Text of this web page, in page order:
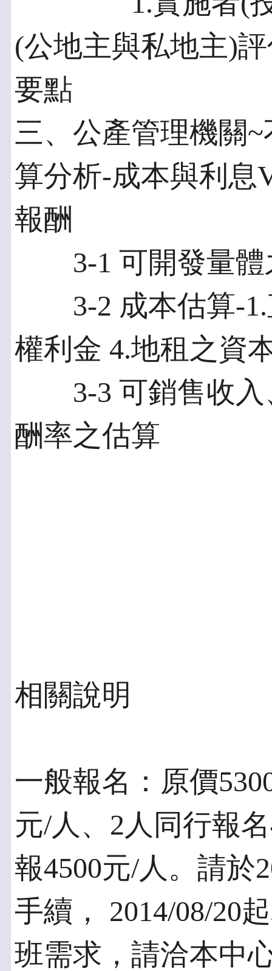
(公地主與私地主)
要點
三、公產管理機關
算分析-成本與利息
報酬
3-1 可開發量體
3-2 成本估算-1.
權利金 4.地租之資
3-3 可銷售收入
酬率之估算
相關說明
一般報名：原價
元/人、2人同行報
報4500元/人。請於
手續， 2014/08/20
班需求，請洽本中